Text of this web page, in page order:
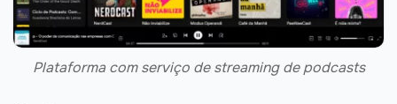
Plataforma com serviço de streaming de podcasts